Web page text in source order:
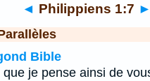
◄ Philippiens 1:7 ►
Bible
que je pense ainsi de